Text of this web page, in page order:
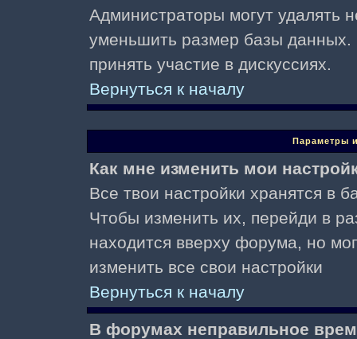
Администраторы могут удалять
уменьшить размер базы данных.
принять участие в дискуссиях.
Вернуться к началу
Параметры
Как мне изменить мои
Все твои настройки хранятся в
Чтобы изменить их, перейди в
находится вверху форума, но
изменить все свои настройки
Вернуться к началу
В форумах неправильное